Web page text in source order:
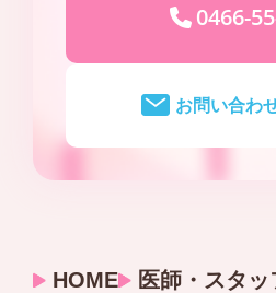
0466-
お問い合わ
HOME 医師・スタッ